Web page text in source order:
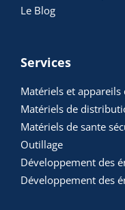
Le Blog
Services
Matériels et appareils
Matériels de
Matériels de sante
Outillage
Développement des
Développement des